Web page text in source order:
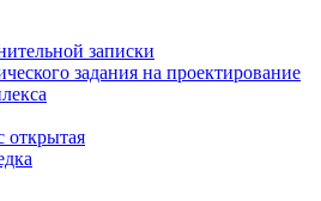
записки
задания на проектирование
открытая